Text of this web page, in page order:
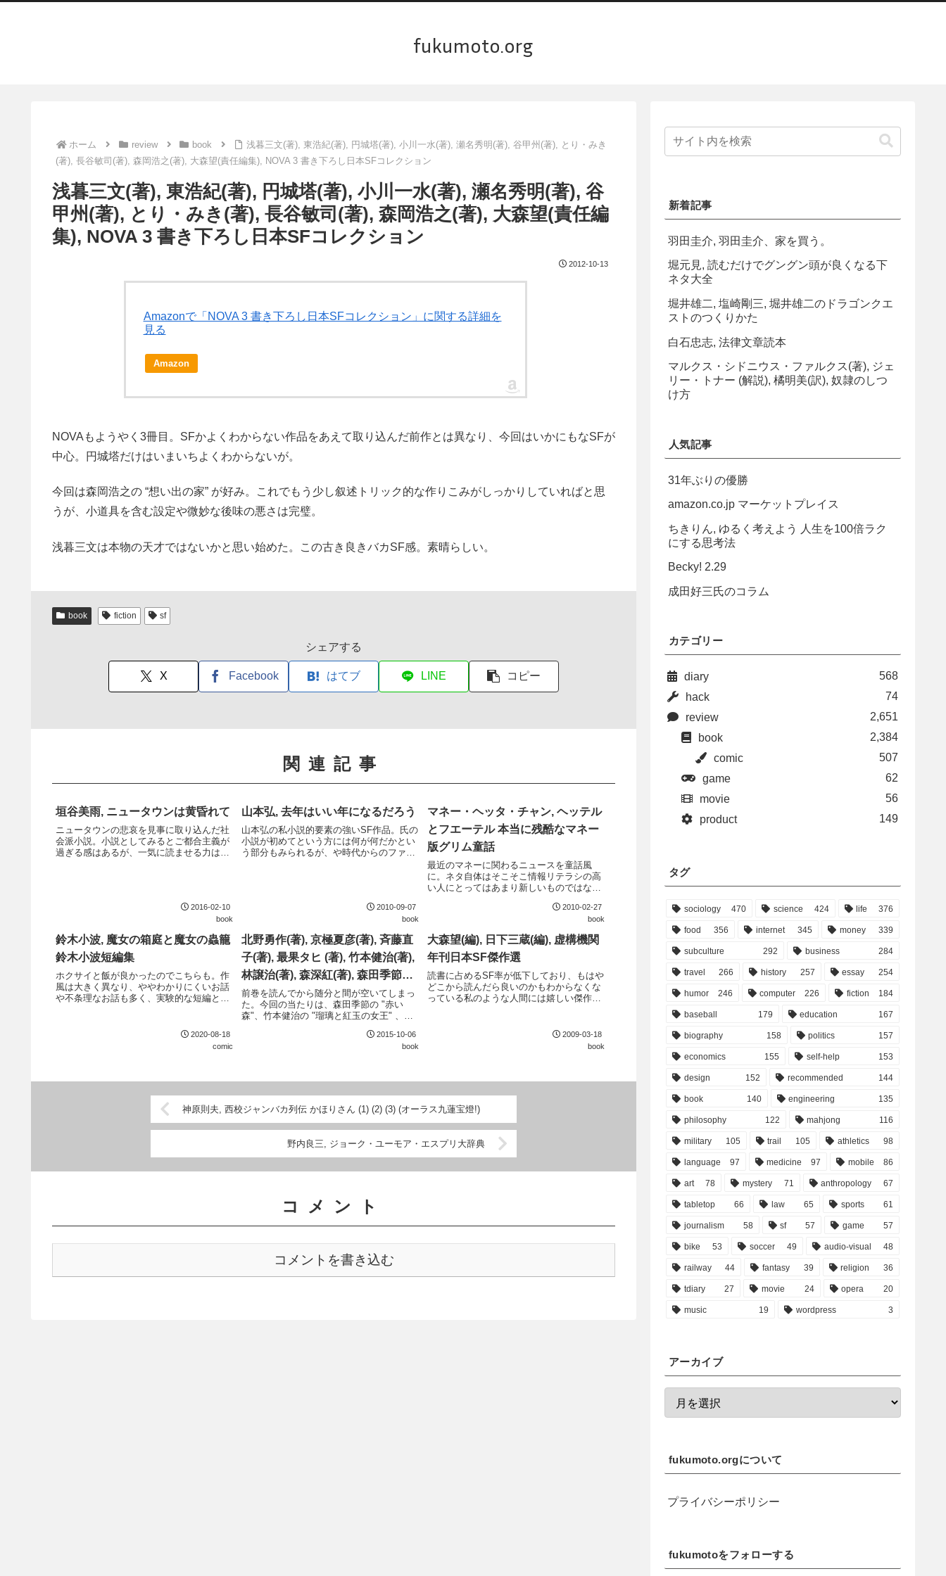
fukumoto.org
ホーム review book
浅暮三文(著), 東浩紀(著), 円城塔(著), 小川一水(著), 瀬名秀明(著), 谷甲州(著), とり・みき
(著), 長谷敏司(著), 森岡浩之(著), 大森望(責任編集), NOVA 3 書き下ろし日本SFコレクション
浅暮三文(著), 東浩紀(著), 円城塔(著), 小川一水(著), 瀬名秀明(著), 谷
甲州(著), とり・みき(著), 長谷敏司(著), 森岡浩之(著), 大森望(責任編
集), NOVA 3 書き下ろし日本SFコレクション
2012-10-13
Amazonで「NOVA 3 書き下ろし日本SFコレクション」に関する詳細を
見る
Amazon
NOVAもようやく3冊目。SFかよくわからない作品をあえて取り込んだ前作とは異なり、今回はいかにもなSFが
中心。円城塔だけはいまいちよくわからないが。
今回は森岡浩之の “想い出の家” が好み。これでもう少し叙述トリック的な作りこみがしっかりしていればと思
うが、小道具を含む設定や微妙な後味の悪さは完璧。
浅暮三文は本物の天才ではないかと思い始めた。この古き良きバカSF感。素晴らしい。
book fiction sf
シェアする
X Facebook はてブ LINE コピー
関連記事
垣谷美雨, ニュータウンは黄昏れて
ニュータウンの悲哀を見事に取り込んだ社
会派小説。小説としてみるとご都合主義が
過ぎる感はあるが、一気に読ませる力はあ
2016-02-10
book
山本弘, 去年はいい年になるだろう
山本弘の私小説的要素の強いSF作品。氏の
小説が初めてという方には何が何だかとい
う部分もみられるが、や時代からのファン
2010-09-07
book
マネー・ヘッタ・チャン, ヘッテル
とフエーテル 本当に残酷なマネー
版グリム童話
最近のマネーに関わるニュースを童話風
に。ネタ自体はそこそこ情報リテラシの高
い人にとってはあまり新しいものではない
なかなかのもの。著者のblogもおすすめ。
2010-02-27
book
鈴木小波, 魔女の箱庭と魔女の蟲籠
鈴木小波短編集
ホクサイと飯が良かったのでこちらも。作
風は大きく異なり、ややわかりにくいお話
や不条理なお話も多く、実験的な短編と感
2020-08-18
comic
北野勇作(著), 京極夏彦(著), 斉藤直
子(著), 最果タヒ (著), 竹本健治(著),
林譲治(著), 森深紅(著), 森田季節
(著), 山田正紀(著), 大森望(責任編
集), NOVA 4 書き下ろし日本SFコ
前巻を読んでから随分と間が空いてしまっ
た。今回の当たりは、森田季節の "赤い
森"、竹本健治の "瑠璃と紅玉の女王" 、山
"瑠璃と紅玉の女王" は好みの作品。寓話の
2015-10-06
book
大森望(編), 日下三蔵(編), 虚構機関
年刊日本SF傑作選
読書に占めるSF率が低下しており、もはや
どこから読んだら良いのかもわからなくな
っている私のような人間には嬉しい傑作
2009-03-18
book
神原則夫, 西校ジャンバカ列伝 かほりさん (1) (2) (3) (オーラス九蓮宝燈!)
野内良三, ジョーク・ユーモア・エスプリ大辞典
コメント
コメントを書き込む
新着記事
羽田圭介, 羽田圭介、家を買う。
堀元見, 読むだけでグングン頭が良くなる下
ネタ大全
堀井雄二, 塩崎剛三, 堀井雄二のドラゴンクエ
ストのつくりかた
白石忠志, 法律文章読本
マルクス・シドニウス・ファルクス(著), ジェ
リー・トナー (解説), 橘明美(訳), 奴隷のしつ
け方
人気記事
31年ぶりの優勝
amazon.co.jp マーケットプレイス
ちきりん, ゆるく考えよう 人生を100倍ラク
にする思考法
Becky! 2.29
成田好三氏のコラム
カテゴリー
diary
568
hack
74
review
2,651
book
2,384
comic
507
game
62
movie
56
product
149
タグ
sociology 470 science 424 life 376
food 356 internet 345 money 339
subculture 292 business 284
travel 266 history 257 essay 254
humor 246 computer 226 fiction 184
baseball 179 education 167
biography 158 politics 157
economics 155 self-help 153
design 152 recommended 144
book 140 engineering 135
philosophy 122 mahjong 116
military 105 trail 105 athletics 98
language 97 medicine 97 mobile 86
art 78 mystery 71 anthropology 67
tabletop 66 law 65 sports 61
journalism 58 sf 57 game 57
bike 53 soccer 49 audio-visual 48
railway 44 fantasy 39 religion 36
tdiary 27 movie 24 opera 20
music 19 wordpress 3
アーカイブ
fukumoto.orgについて
プライバシーポリシー
fukumotoをフォローする